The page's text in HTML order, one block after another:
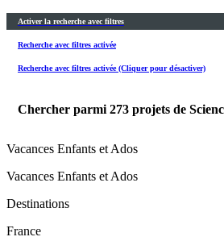
Activer la recherche avec filtres
Recherche avec filtres activée
Recherche avec filtres activée (Cliquer pour désactiver)
Chercher parmi 273 projets de
Vacances Enfants et Ados
Vacances Enfants et Ados
Destinations
France